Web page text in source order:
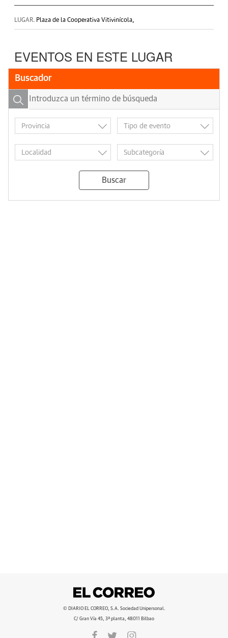
LUGAR. Plaza de la Cooperativa Vitivinícola,
EVENTOS EN ESTE LUGAR
Buscador
Buscar
© DIARIO EL CORREO, S.A. Sociedad Unipersonal.
C/ Gran Vía 45, 3ª planta, 48011 Bilbao